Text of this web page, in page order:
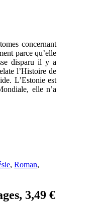
concernant
parce qu’elle
disparu il y a
l’Histoire de
L’Estonie est
elle n’a
, Roman,
3,49 €